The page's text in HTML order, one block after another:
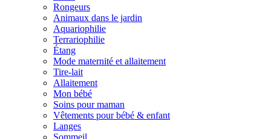
Rongeurs
Animaux dans le jardin
Aquariophilie
Terrariophilie
Étang
Mode maternité et allaitement
Tire-lait
Allaitement
Mon bébé
Soins pour maman
Vêtements pour bébé & enfant
Langes
Sommeil